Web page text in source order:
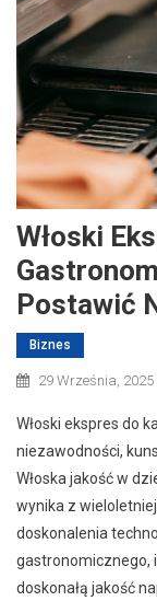
Włoski
Postawić
Biznes
29 Września, 2025
Włoski ekspres do
niezawodności,
Włoska jakość w
wynika z
doskonalenia
gastronomicznego,
doskonałą jakość